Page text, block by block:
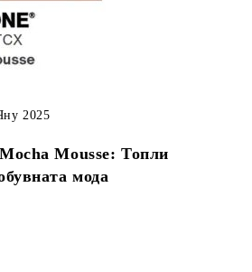
Mousse: Топли
мода
2025